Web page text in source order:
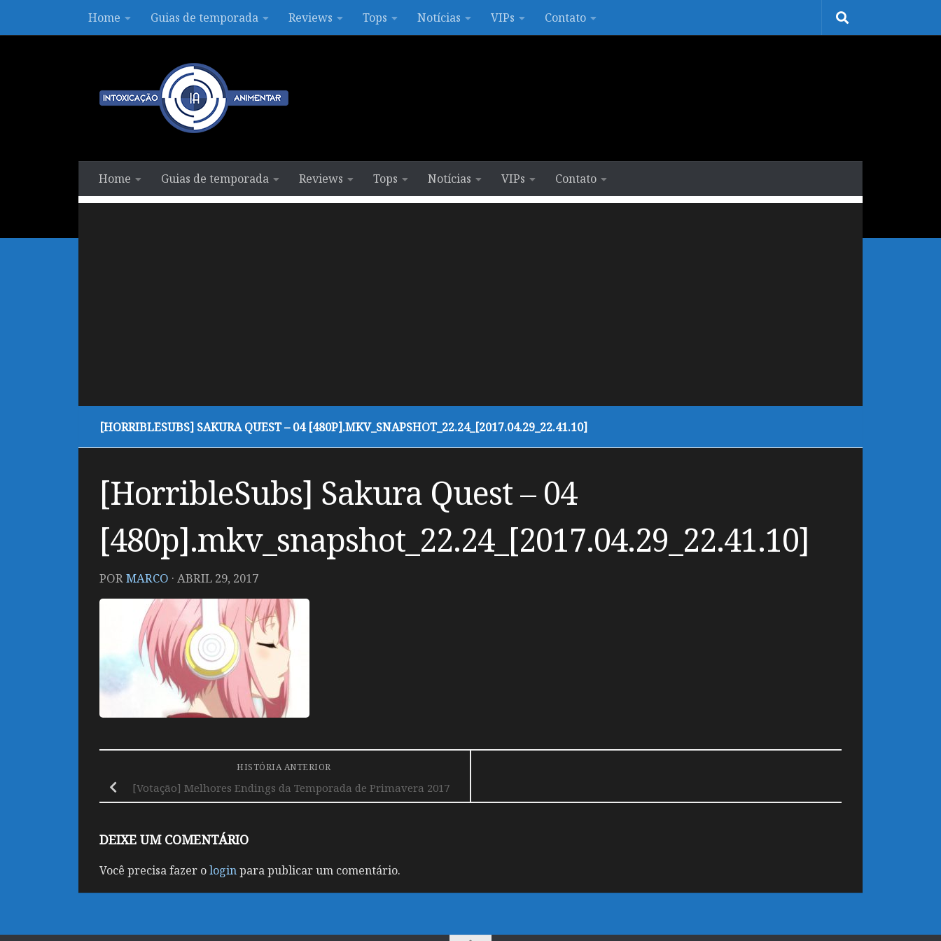
Skip to contentHome Guias de temporada Reviews Tops Notícias VIPs Contato
Home Guias de temporada Reviews Tops Notícias VIPs Contato
[HORRIBLESUBS] SAKURA QUEST – 04 [480P].MKV_SNAPSHOT_22.24_[2017.04.29_22.41.10]
[HorribleSubs] Sakura Quest – 04
[480p].mkv_snapshot_22.24_[2017.04.29_22.41.10]
PORMARCO · ABRIL 29, 2017
HISTÓRIA ANTERIOR
[Votação] Melhores Endings da Temporada de Primavera 2017
DEIXE UM COMENTÁRIO
Você precisa fazer ologinpara publicar um comentário.